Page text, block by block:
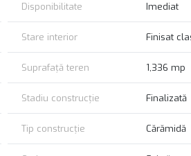
Disponibilitate Imediat
Stare interior Finisat
Suprafață teren 1,336 mp
Stadiu construcție Finalizată
Tip construcție Cărămidă